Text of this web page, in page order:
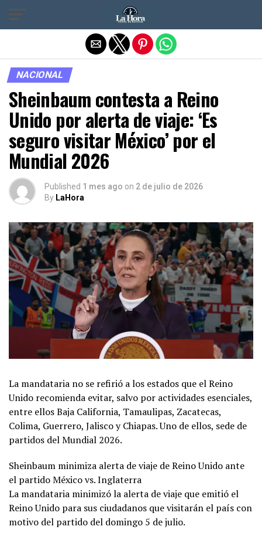
NACIONAL
Sheinbaum contesta a Reino
Unido por alerta de viaje: ‘Es
seguro visitar México’ por el
Mundial 2026
Published 1 mes ago on 2 de julio de 2026
By LaHora
La mandataria no se refirió a los estados que el Reino
Unido recomienda evitar, salvo por actividades esenciales,
entre ellos Baja California, Tamaulipas, Zacatecas,
Colima, Guerrero, Jalisco y Chiapas. Uno de ellos, sede de
partidos del Mundial 2026.
Sheinbaum minimiza alerta de viaje de Reino Unido ante
el partido México vs. Inglaterra
La mandataria minimizó la alerta de viaje que emitió el
Reino Unido para sus ciudadanos que visitarán el país con
motivo del partido del domingo 5 de julio.
Salir de la versión móvil